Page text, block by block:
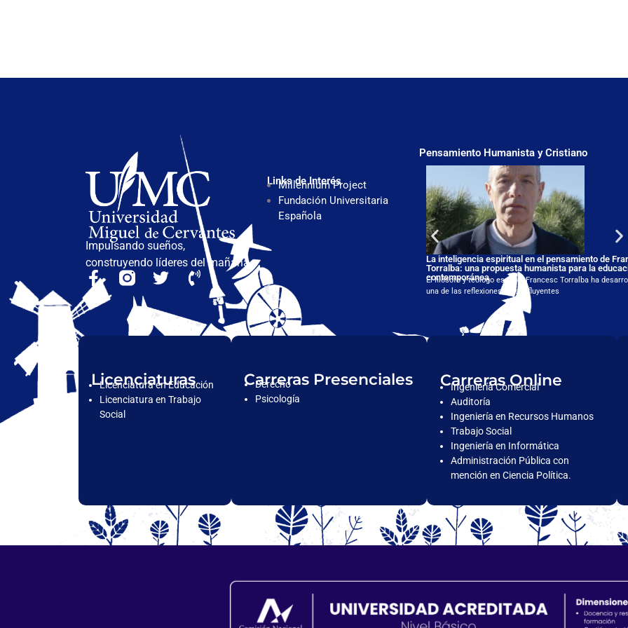
Impulsando sueños,
construyendo líderes del mañana.
Links de Interés
Millennium Project
Fundación Universitaria
Española
Pensamiento Humanista y Cristiano
La inteligencia espiritual en el pensamiento de
Torralba: una propuesta humanista para la
contemporánea
El filósofo y teólogo español Francesc Torralba ha
una de las reflexiones más influyentes
Licenciaturas
Licenciatura en Educación
Licenciatura en Trabajo
Social
Carreras Presenciales
Derecho
Psicología
Carreras Online
Ingeniería Comercial
Auditoría
Ingeniería en Recursos Humanos
Trabajo Social
Ingeniería en Informática
Administración Pública con
mención en Ciencia Política.